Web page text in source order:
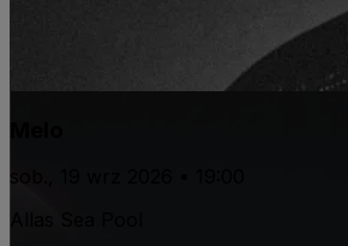
sob., 19 wrz 2026 • 19:00